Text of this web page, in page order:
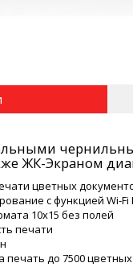
ЖК-Экраном
цветных
с функцией Wi-Fi
10х15 без полей
печати
печать до 7500